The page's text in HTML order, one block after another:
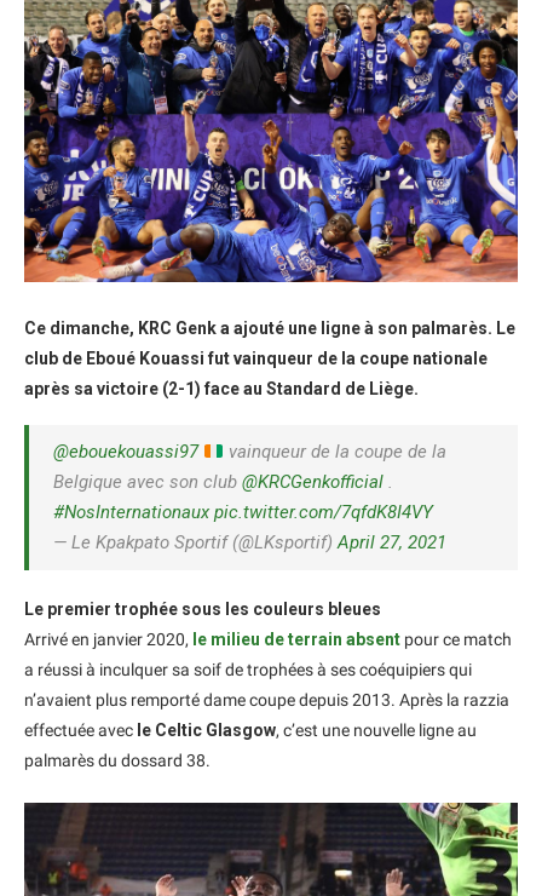
Ce dimanche, KRC Genk a ajouté une ligne à son palmarès. Le
club de Eboué Kouassi fut vainqueur de la coupe nationale
après sa victoire (2-1) face au Standard de Liège.
@ebouekouassi97
vainqueur de la coupe de la
Belgique avec son club @KRCGenkofficial .
#NosInternationaux pic.twitter.com/7qfdK8I4VY
— Le Kpakpato Sportif (@LKsportif)April 27, 2021
Le premier trophée sous les couleurs bleues
Arrivé en janvier 2020, le milieu de terrain absent pour ce match
a réussi à inculquer sa soif de trophées à ses coéquipiers qui
n’avaient plus remporté dame coupe depuis 2013. Après la razzia
effectuée avec le Celtic Glasgow, c’est une nouvelle ligne au
palmarès du dossard 38.